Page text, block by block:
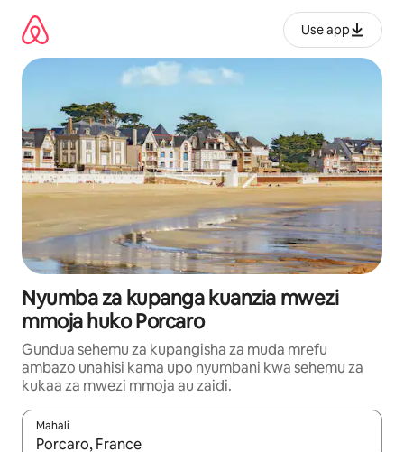
kwenda
kwenye
maudhui
Use app
Nyumba za kupanga kuanzia mwezi
mmoja huko Porcaro
Gundua sehemu za kupangisha za muda mrefu
ambazo unahisi kama upo nyumbani kwa sehemu za
kukaa za mwezi mmoja au zaidi.
Mahali
Wakati matokeo yanapatikana, vinjari kwa kutumia vitufe vya